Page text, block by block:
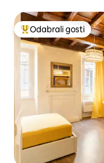
Među najviše
Odabrali gosti